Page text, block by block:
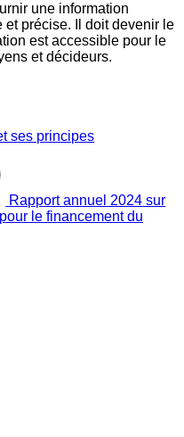
une information
précise. Il doit devenir le
est accessible pour le
et décideurs.
ses principes
Rapport annuel 2024 sur
le financement du